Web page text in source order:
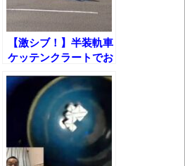
旅行ワイ「ウニイクラ丼特
うおおおおおおお
結
ちょっかい出してきた陰に
のデカさが規格外だったｗ
【激シブ！】半装軌車
ケッテンクラートでお
買い物行ってみた！